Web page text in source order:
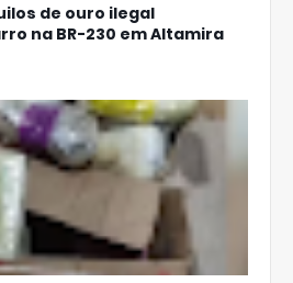
de ouro ilegal
na BR-230 em Altamira